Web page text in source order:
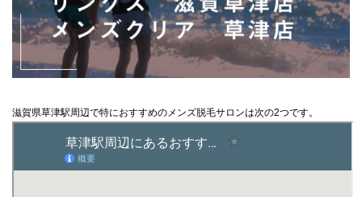
滋賀県草津駅周辺で特におすすめのメンズ脱毛サロンは次の2つです。